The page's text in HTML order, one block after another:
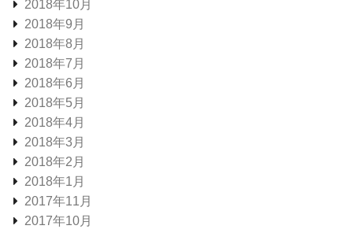
2018年10月
2018年9月
2018年8月
2018年7月
2018年6月
2018年5月
2018年4月
2018年3月
2018年2月
2018年1月
2017年11月
2017年10月